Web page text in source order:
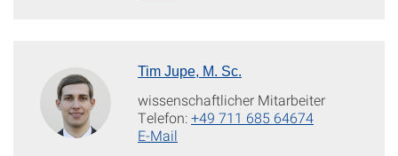
Tim Jupe, M. Sc.
wissenschaftlicher Mitarbeiter
Telefon:+49 711 685 64674
E-Mail